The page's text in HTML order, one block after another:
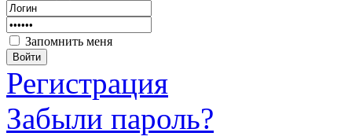
Запомнить меня
Войти
Регистрация
Забыли пароль?